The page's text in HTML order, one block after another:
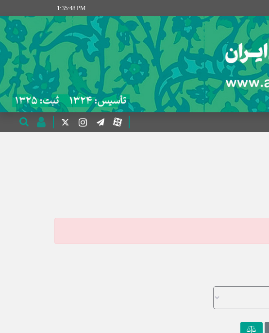
1:35:48 PM